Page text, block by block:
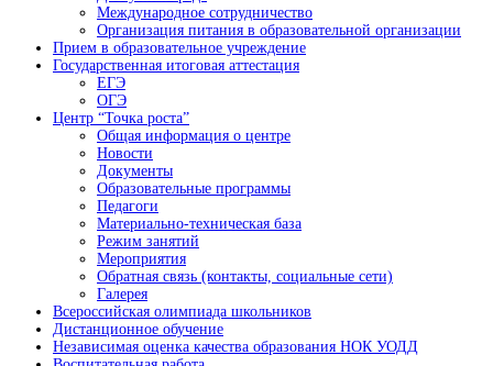
Международное сотрудничество
Организация питания в образовательной организации
Прием в образовательное учреждение
Государственная итоговая аттестация
ЕГЭ
ОГЭ
Центр “Точка роста”
Общая информация о центре
Новости
Документы
Образовательные программы
Педагоги
Материально-техническая база
Режим занятий
Мероприятия
Обратная связь (контакты, социальные сети)
Галерея
Всероссийская олимпиада школьников
Дистанционное обучение
Независимая оценка качества образования НОК УОДД